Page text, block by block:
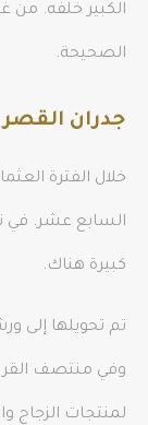
الكبير خلفه. من
الصحيحة.
جدران القصر
خلال الفترة
السابع عشر. في
كبيرة هناك.
تم تحويلها إلى
وفي منتصف
لمنتجات الزجاج